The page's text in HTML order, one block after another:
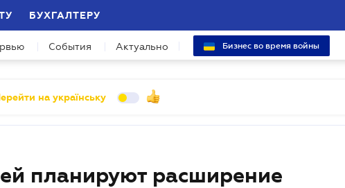
БУХГАЛТЕРУ
События Актуально Бизнес во время войны
на українську
планируют расширение